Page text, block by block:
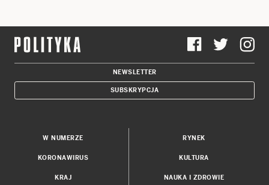
NEWSLETTER
SUBSKRYPCJA
W NUMERZE
KORONAWIRUS
KRAJ
RYNEK
KULTURA
NAUKA I ZDROWIE